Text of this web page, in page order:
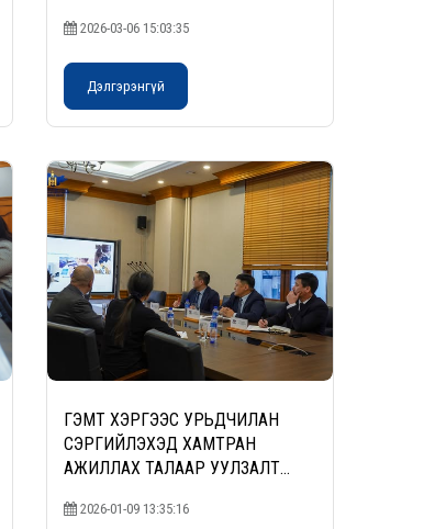
БАЙГУУЛЛАА
2026-03-06 15:03:35
Дэлгэрэнгүй
ГЭМТ ХЭРГЭЭС УРЬДЧИЛАН
СЭРГИЙЛЭХЭД ХАМТРАН
АЖИЛЛАХ ТАЛААР УУЛЗАЛТ
2026-01-09 13:35:16